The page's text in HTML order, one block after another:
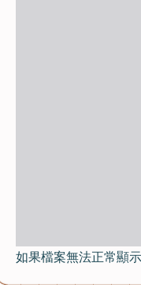
如果檔案無法正常顯